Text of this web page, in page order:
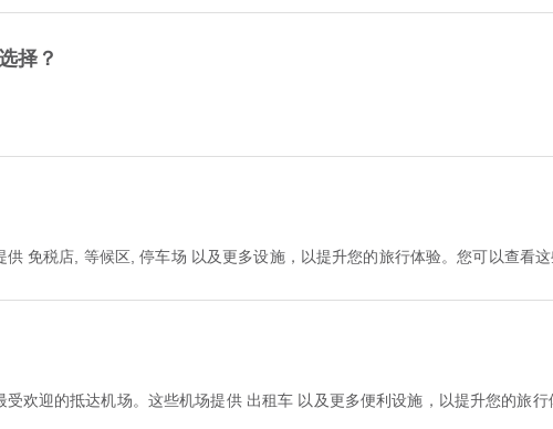
择？
免税店, 等候区, 停车场 以及更多设施，以提升您的旅行体验。您可以查看
受欢迎的抵达机场。这些机场提供 出租车 以及更多便利设施，以提升您的旅